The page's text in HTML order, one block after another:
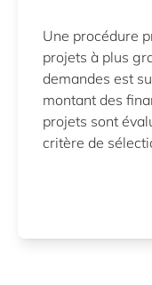
Une procédure
projets à plus
demandes est
montant des
projets sont
critère de